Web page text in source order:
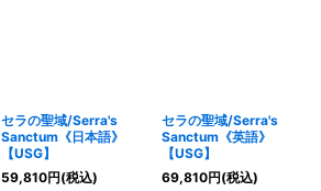
セラの聖域/Serra's
Sanctum《日本語》
【USG】
59,810円(税込)
セラの聖域/Serra's
Sanctum《英語》
【USG】
69,810円(税込)